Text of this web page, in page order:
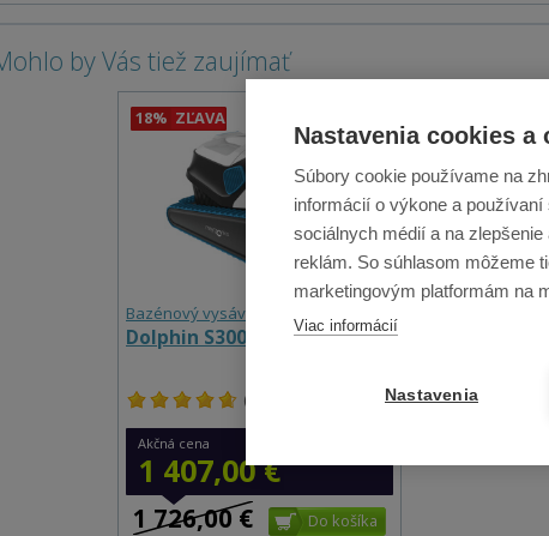
by Vás tiež zaujímať
18% ZĽAVA
Bazénový vysávač
Dolphin S300
(96 %) 24 recenzií
Akčná cena
1 407,00 €
1 726,00 €
Nastavenia cookies a
Súbory cookie používame na
informácií o výkone a
sociálnych médií a na
reklám. So súhlasom môžeme
marketingovým platformám na
Viac informácií
Nastavenia